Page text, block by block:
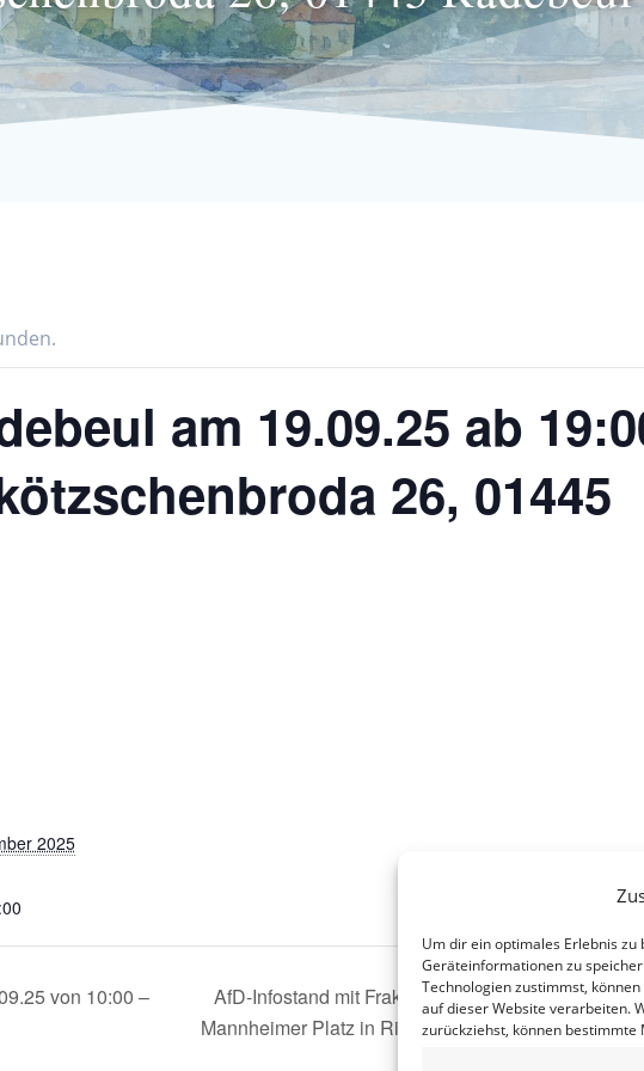
Um dir ein optimales Erlebnis
Geräteinformationen zu
Technologien zustimmst,
auf dieser Website verarbeiten.
zurückziehst, können
am 19.09.25 ab
26, 01445
2025
von 10:00 –
AfD-Infostand mit Fraktionsmobil am 23.09.25 von
Mannheimer Platz in Riesa